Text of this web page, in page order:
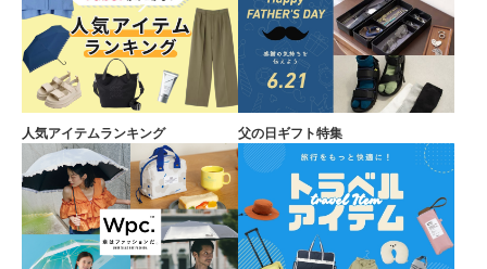
人気アイテムランキング 父の日ギフト特集